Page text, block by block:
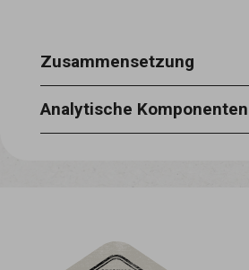
Zusammensetzung
huhn 35%, karotten 2%,
1,5%, pflanzliche gelatine 1%
Analytische Komponenten